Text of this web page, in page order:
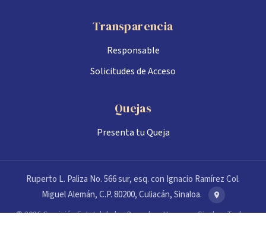
Transparencia
Responsable
Solicitudes de Acceso
Quejas
Presenta tu Queja
Ruperto L. Paliza No. 566 sur, esq. con Ignacio Ramírez Col.
Miguel Alemán, C.P. 80200, Culiacán, Sinaloa.
© 2026 Comisión Estatal de los Derechos Humanos Sinaloa. Todos